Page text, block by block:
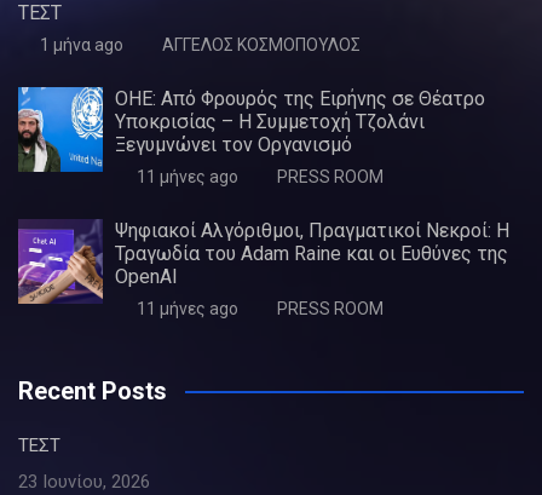
ΤΕΣΤ
1 μήνα ago ΑΓΓΕΛΟΣ ΚΟΣΜΟΠΟΥΛΟΣ
ΟΗΕ: Από Φρουρός της Ειρήνης σε Θέατρο
Υποκρισίας – Η Συμμετοχή Τζολάνι
Ξεγυμνώνει τον Οργανισμό
11 μήνες ago PRESS ROOM
Ψηφιακοί Αλγόριθμοι, Πραγματικοί Νεκροί: Η
Τραγωδία του Adam Raine και οι Ευθύνες της
OpenAI
11 μήνες ago PRESS ROOM
Recent Posts
ΤΕΣΤ
23 Ιουνίου, 2026